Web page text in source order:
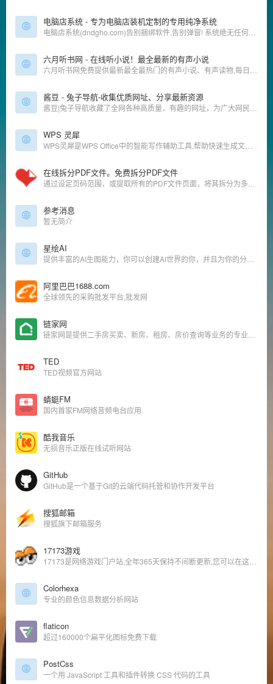
电脑店系统 - 专为电脑店装机定制的专用纯净系统
六月听书网 - 在线听小说！最全最新的有声小说
酱豆 - 兔子导航-收集优质网址、分享最新资源
WPS 灵犀
在线拆分PDF文件。免费拆分PDF文件
参考消息
暂无简介
星绘AI
阿里巴巴1688.com
全球领先的采购批发平台,批发网
链家网
TED
TED视频官方网站
蜻蜓FM
国内首家FM网络音频电台应用
酷我音乐
无损音乐正版在线试听网站
GitHub
‌GitHub是一个基于Git的云端代码托管和协作开发平台
搜狐邮箱
搜狐旗下邮箱服务
17173游戏
Colorhexa
专业的颜色信息数据分析网站
flaticon
超过160000个扁平化图标免费下载
PostCss
一个用 JavaScript 工具和插件转换 CSS 代码的工具